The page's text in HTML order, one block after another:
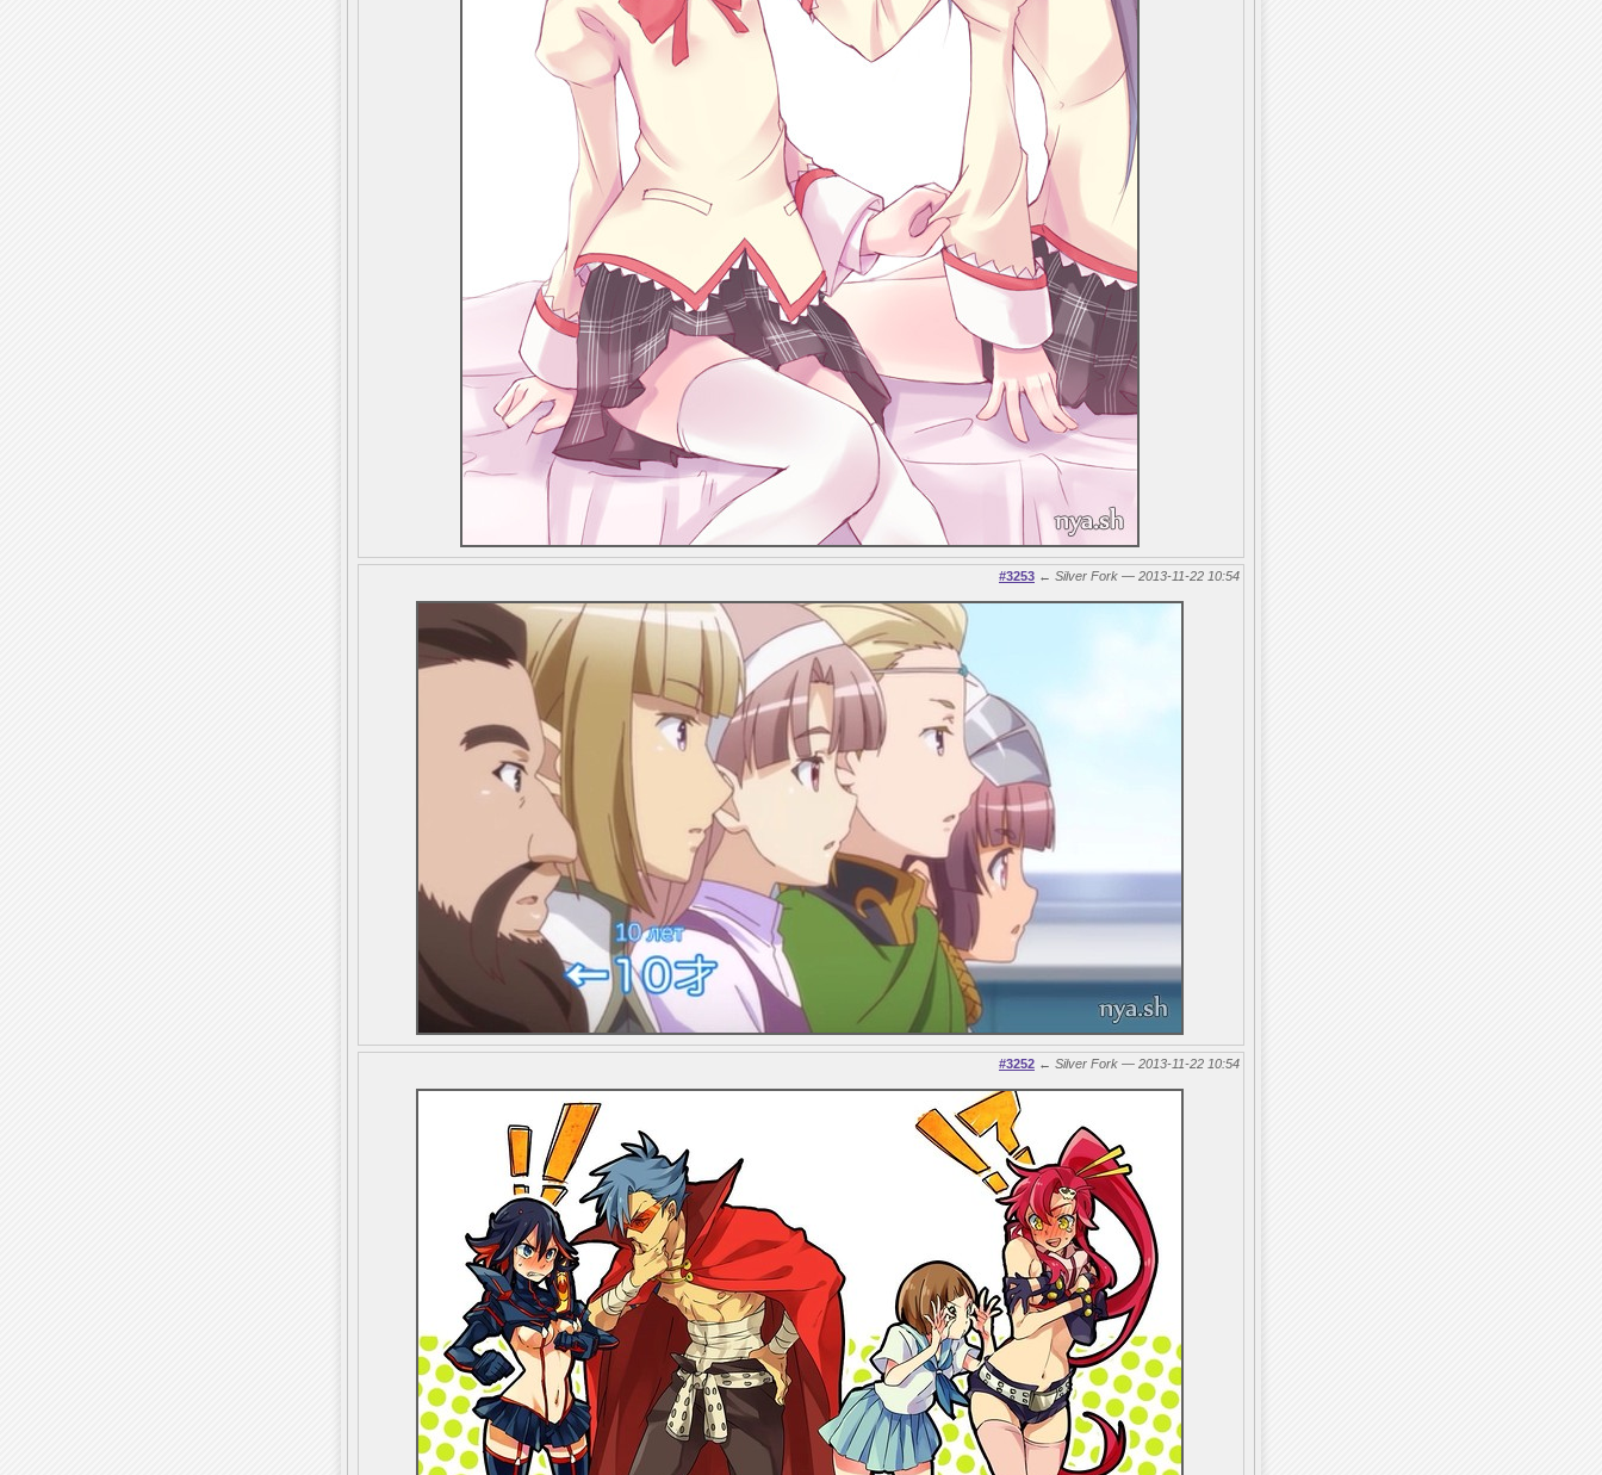
#3253 ← Silver Fork — 2013-11-22 10:54
#3252 ← Silver Fork — 2013-11-22 10:54